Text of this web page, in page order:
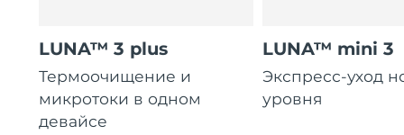
LUNA™ 3 plus
Термоочищение и
микротоки в одном
девайсе
LUNA™ mini 3
Экспресс-уход
уровня